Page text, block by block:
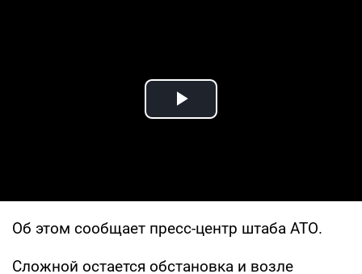
Play Video
Об этом сообщает пресс-центр штаба АТО.
Сложной остается обстановка и возле